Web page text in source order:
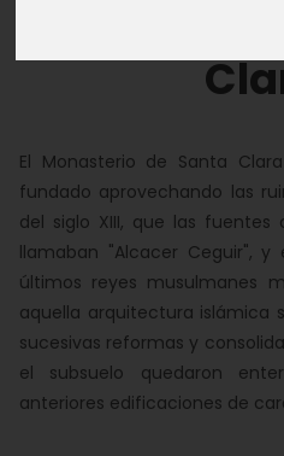
El Monasterio de Santa
fundado aprovechando las
del siglo XIII, que las
llamaban "Alcacer Ceguir",
últimos reyes musulmanes
aquella arquitectura islámica
sucesivas reformas y
el subsuelo quedaron
anteriores edificaciones de